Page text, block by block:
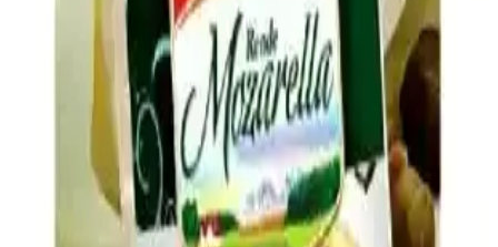
Hash brown casserole, donmuş patates, kremalı tavuk çorbası ve
cheddar peyniriyle hazırlanır. Soğan, pastırma, baharatlar ve çıtır üst
malzeme ile lezzeti artırılır, patateslerin kurutulması dokuyu
Pizza Yapımında Taze Mozzarella Kullanımında Su
Sorununu Önleme Yöntemleri ve Pişirme Teknikleri
Pizza yapımında taze mozzarella yüksek su içeriği nedeniyle
hamurun ıslanmasına yol açabilir. Doğru peynir seçimi, ön hazırlık
ve pişirme teknikleriyle bu sorun azaltılabilir.